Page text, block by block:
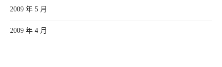
2009 年 5 月
2009 年 4 月